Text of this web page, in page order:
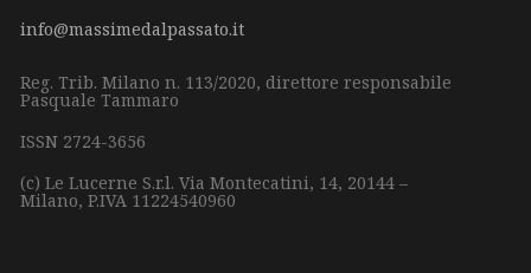
info@massimedalpassato.it
Reg. Trib. Milano n. 113/2020, direttore responsabile
Pasquale Tammaro
ISSN 2724-3656
(c) Le Lucerne S.r.l. Via Montecatini, 14, 20144 –
Milano, P.IVA 11224540960